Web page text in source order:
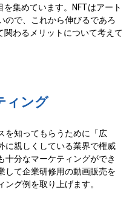
集めています。NFTはアート
ので、これから伸びるであろ
関わるメリットについて考えて
ィング
を知ってもらうために「広
に親しくしている業界で権威
十分なマーケティングができ
して企業研修用の動画販売を
グ例を取り上げます。